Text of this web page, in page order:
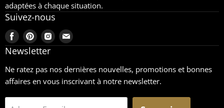
adaptées à chaque situation.
Suivez-nous
Trouvez-
nous
Facebook
Trouvez-
nous
Pinterest
Trouvez-
nous
Trouvez-
nous
Newsletter
Ne ratez pas nos dernières nouvelles, promotions et bonnes
affaires en vous inscrivant à notre newsletter.